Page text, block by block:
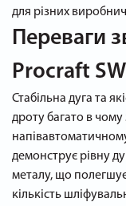
для різних
Переваги
Procraft
Стабільна дуга та
дроту багато в чому
демонструє рівну
металу, що
кількість